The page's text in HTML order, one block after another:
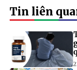
Tin liên